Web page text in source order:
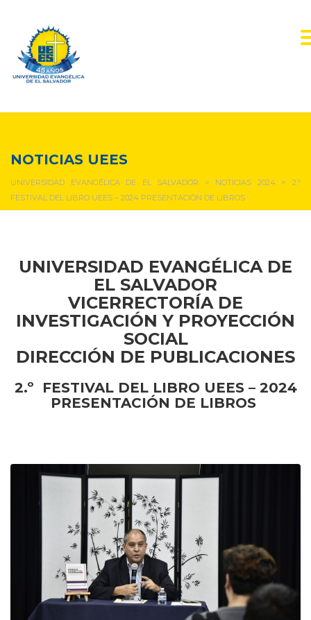
NOTICIAS UEES
UNIVERSIDAD EVANGÉLICA DE EL SALVADOR > NOTICIAS 2024>2.º
FESTIVAL DEL LIBRO UEES – 2024 PRESENTACIÓN DE LIBROS
UNIVERSIDAD EVANGÉLICA DE
EL SALVADOR
VICERRECTORÍA DE
INVESTIGACIÓN Y PROYECCIÓN
SOCIAL
DIRECCIÓN DE PUBLICACIONES
2.º FESTIVAL DEL LIBRO UEES – 2024
PRESENTACIÓN DE LIBROS